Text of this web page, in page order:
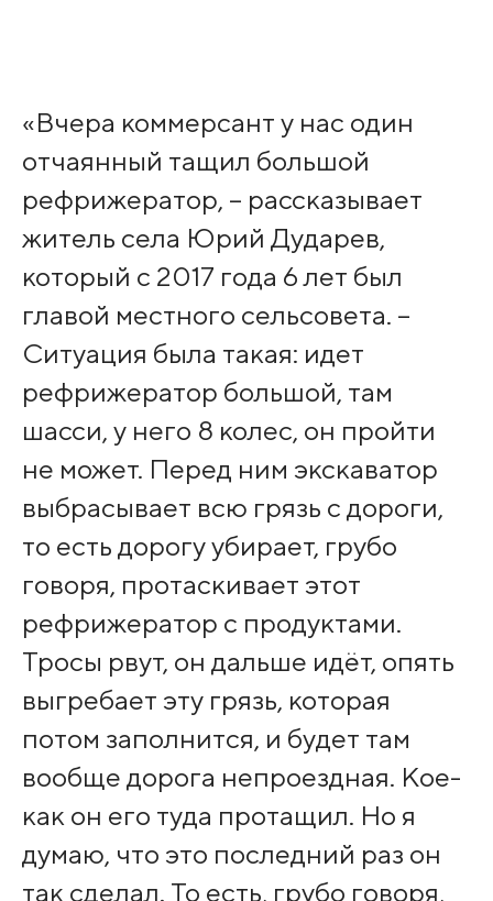
«Вчера коммерсант у нас один
отчаянный тащил большой
рефрижератор, – рассказывает
житель села Юрий Дударев,
который с 2017 года 6 лет был
главой местного сельсовета. –
Ситуация была такая: идет
рефрижератор большой, там
шасси, у него 8 колес, он пройти
не может. Перед ним экскаватор
выбрасывает всю грязь с дороги,
то есть дорогу убирает, грубо
говоря, протаскивает этот
рефрижератор с продуктами.
Тросы рвут, он дальше идёт, опять
выгребает эту грязь, которая
потом заполнится, и будет там
вообще дорога непроездная. Кое-
как он его туда протащил. Но я
думаю, что это последний раз он
так сделал. То есть, грубо говоря,